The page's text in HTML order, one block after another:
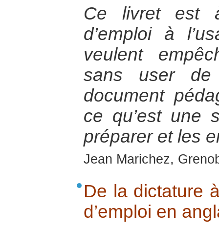
Ce livret est
d’emploi à
veulent
sans user
document
ce qu’est une
préparer et les
Jean Marichez,
De la dictature
d’emploi en